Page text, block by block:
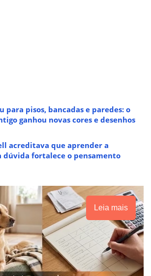
pisos, bancadas e paredes: o
ganhou novas cores e desenhos
acreditava que aprender a
dúvida fortalece o pensamento
Leia mais